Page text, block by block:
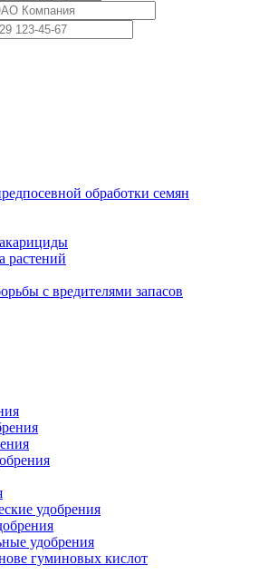
обработки семян
растений
с вредителями запасов
удобрения
удобрения
гуминовых кислот